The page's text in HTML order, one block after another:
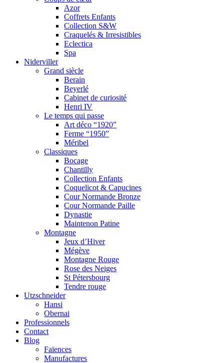
Azor
Coffrets Enfants
Collection S&W
Craquelés & Irresistibles
Eclectica
Spa
Niderviller
Grand siècle
Berain
Beyerlé
Cabinet de curiosité
Henri IV
Le temps qui passe
Art déco “1920”
Ferme “1950”
Méribel
Classiques
Bocage
Chantilly
Collection Enfants
Coquelicot & Capucines
Cour Normande Bronze
Cour Normande Paille
Dynastie
Maintenon Patine
Montagne
Jeux d’Hiver
Mégève
Montagne Rouge
Rose des Neiges
St Pétersbourg
Tendre rouge
Utzschneider
Hansi
Obernai
Professionnels
Contact
Blog
Faïences
Manufactures